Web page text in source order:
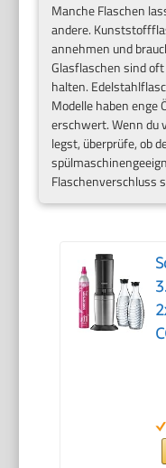
Manche Flaschen
andere.
annehmen und
Glasflaschen sind
halten.
Modelle haben enge
erschwert. Wenn du
legst, überprüfe, ob
Flaschenverschluss